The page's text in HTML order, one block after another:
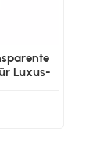
Luxus-